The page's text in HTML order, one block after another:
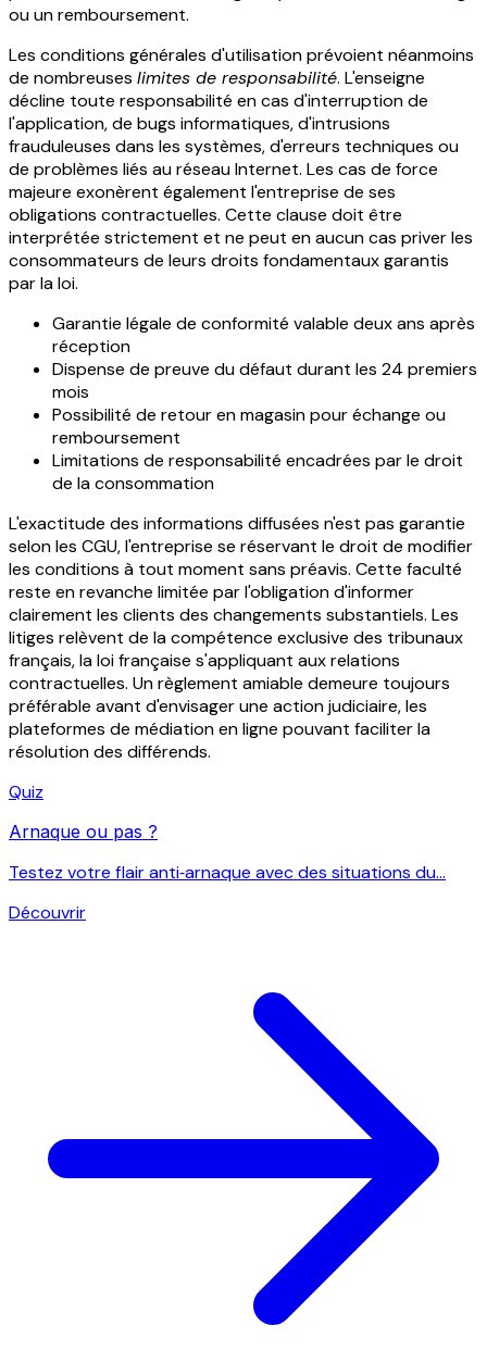
ou un remboursement.
Les conditions générales d'utilisation prévoient néanmoins
de nombreuses limites de responsabilité. L'enseigne
décline toute responsabilité en cas d'interruption de
l'application, de bugs informatiques, d'intrusions
frauduleuses dans les systèmes, d'erreurs techniques ou
de problèmes liés au réseau Internet. Les cas de force
majeure exonèrent également l'entreprise de ses
obligations contractuelles. Cette clause doit être
interprétée strictement et ne peut en aucun cas priver les
consommateurs de leurs droits fondamentaux garantis
par la loi.
Garantie légale de conformité valable deux ans après
réception
Dispense de preuve du défaut durant les 24 premiers
mois
Possibilité de retour en magasin pour échange ou
remboursement
Limitations de responsabilité encadrées par le droit
de la consommation
L'exactitude des informations diffusées n'est pas garantie
selon les CGU, l'entreprise se réservant le droit de modifier
les conditions à tout moment sans préavis. Cette faculté
reste en revanche limitée par l'obligation d'informer
clairement les clients des changements substantiels. Les
litiges relèvent de la compétence exclusive des tribunaux
français, la loi française s'appliquant aux relations
contractuelles. Un règlement amiable demeure toujours
préférable avant d'envisager une action judiciaire, les
plateformes de médiation en ligne pouvant faciliter la
résolution des différends.
Quiz
Arnaque ou pas ?
Testez votre flair anti‑arnaque avec des situations du...
Découvrir